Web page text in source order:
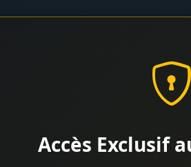
Accès Exclusif